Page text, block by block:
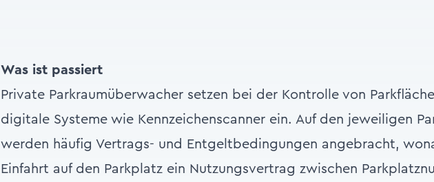
Was ist passiert
Private Parkraumüberwacher setzen bei der Kontrolle von
digitale Systeme wie Kennzeichenscanner ein. Auf den jeweiligen
werden häufig Vertrags- und Entgeltbedingungen angebracht,
Einfahrt auf den Parkplatz ein Nutzungsvertrag zwischen